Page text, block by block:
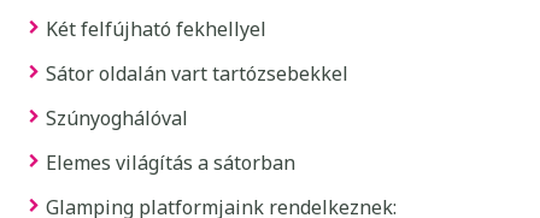
Két felfújható fekhellyel
Sátor oldalán vart tartózsebekkel
Szúnyoghálóval
Elemes világítás a sátorban
Glamping platformjaink rendelkeznek: